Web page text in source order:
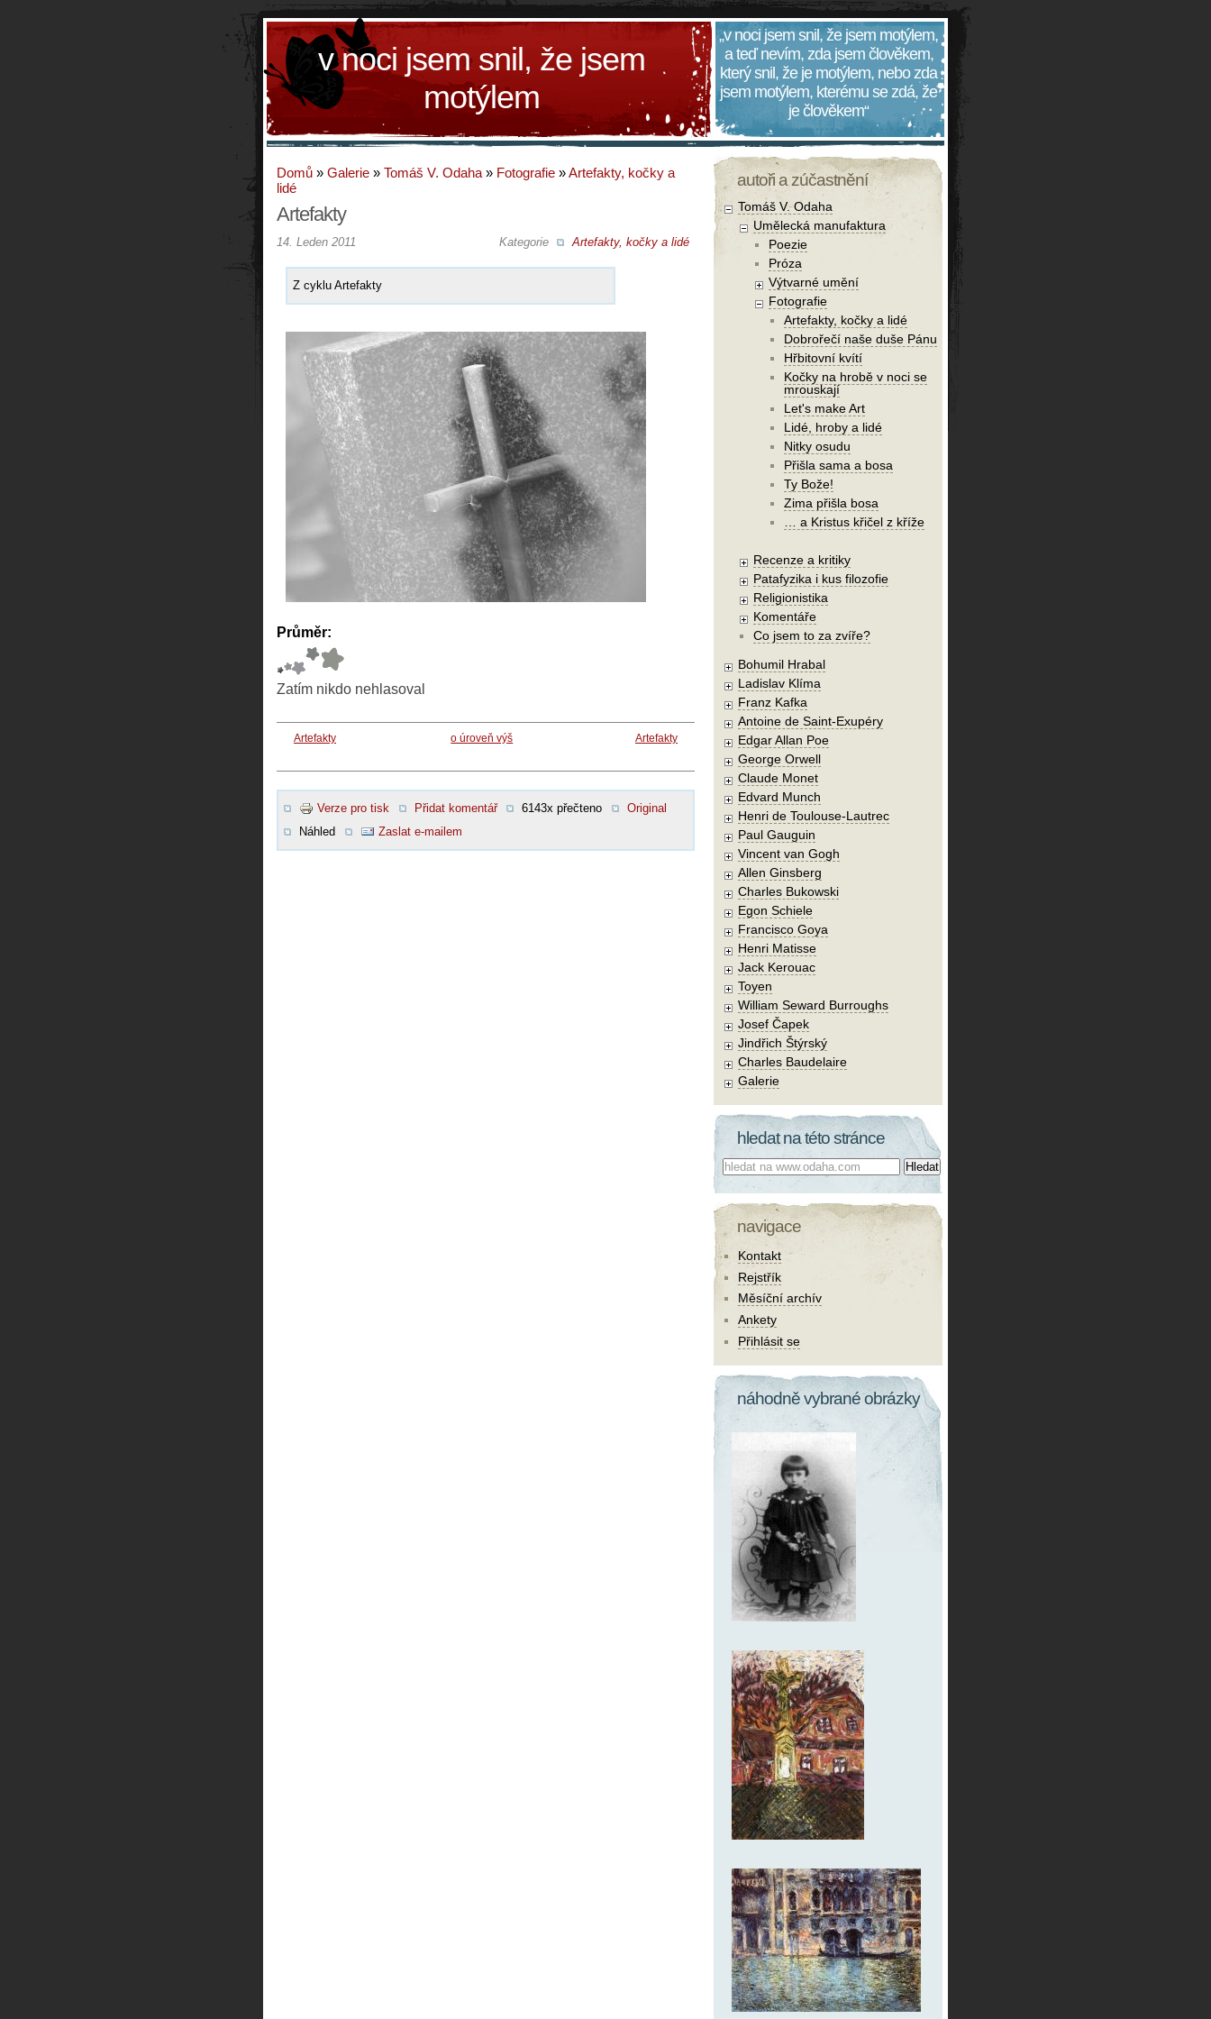
v noci jsem snil, že jsem
motýlem
„v noci jsem snil, že jsem motýlem,
a teď nevím, zda jsem člověkem,
který snil, že je motýlem, nebo zda
jsem motýlem, kterému se zdá, že
je člověkem“
Domů » Galerie » Tomáš V. Odaha » Fotografie »Artefakty, kočky a
lidé
Artefakty
Kategorie Artefakty, kočky a lidé
14. Leden 2011
Z cyklu Artefakty
Průměr:
Zatím nikdo nehlasoval
Artefakty o úroveň výš Artefakty
Verze pro tisk Přidat komentář 6143x přečteno
Original
Náhled
Zaslat e-mailem
autoři a zúčastnění
Tomáš V. Odaha
Umělecká manufaktura
Poezie
Próza
Výtvarné umění
Fotografie
Artefakty, kočky a lidé
Dobrořečí naše duše Pánu
Hřbitovní kvítí
Kočky na hrobě v noci se
mrouskají
Let's make Art
Lidé, hroby a lidé
Nitky osudu
Přišla sama a bosa
Ty Bože!
Zima přišla bosa
… a Kristus křičel z kříže
Recenze a kritiky
Patafyzika i kus filozofie
Religionistika
Komentáře
Co jsem to za zvíře?
Bohumil Hrabal
Ladislav Klíma
Franz Kafka
Antoine de Saint-Exupéry
Edgar Allan Poe
George Orwell
Claude Monet
Edvard Munch
Henri de Toulouse-Lautrec
Paul Gauguin
Vincent van Gogh
Allen Ginsberg
Charles Bukowski
Egon Schiele
Francisco Goya
Henri Matisse
Jack Kerouac
Toyen
William Seward Burroughs
Josef Čapek
Jindřich Štýrský
Charles Baudelaire
Galerie
hledat na této stránce
Co hledat:
navigace
Kontakt
Rejstřík
Měsíční archív
Ankety
Přihlásit se
náhodně vybrané obrázky